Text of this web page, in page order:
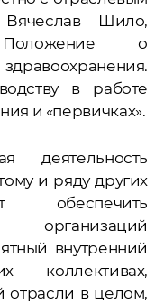
Шило,
о
в работе
и «первичках».
деятельность
и ряду других
обеспечить
внутренний
коллективах,
отрасли в целом,